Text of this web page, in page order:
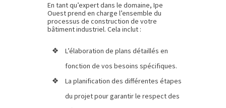
En tant qu’expert dans le domaine, Ipe
Ouest prend en charge l’ensemble du
processus de construction de votre
bâtiment industriel. Cela inclut :
L’élaboration de plans détaillés en
fonction de vos besoins spécifiques.
La planification des différentes étapes
du projet pour garantir le respect des